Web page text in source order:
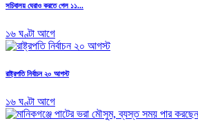
সচিবালয় ঘেরাও করতে গেল ১১...
১৬ ঘণ্টা আগে
রাষ্ট্রপতি নির্বাচন ২০ আগস্ট
১৬ ঘণ্টা আগে